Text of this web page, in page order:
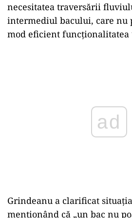
necesitatea traversării
intermediul bacului, care nu
mod eficient funcționalitatea
Grindeanu a clarificat
menționând că „un bac nu